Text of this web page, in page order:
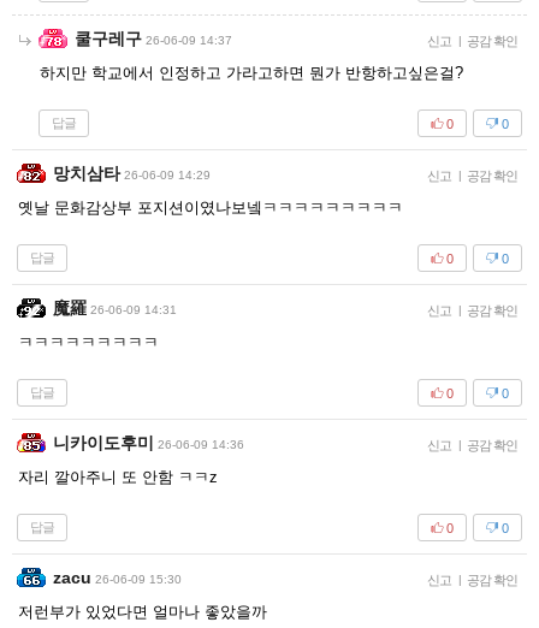
쿨구레구 26-06-09 14:37 신고 | 공감 확인
하지만 학교에서 인정하고 가라고하면 뭔가 반항하고싶은걸?
답글 0
0
망치삼타 26-06-09 14:29 신고 | 공감 확인
옛날 문화감상부 포지션이였나보넼ㅋㅋㅋㅋㅋㅋㅋㅋㅋ
답글 0
0
魔羅 26-06-09 14:31 신고 | 공감 확인
ㅋㅋㅋㅋㅋㅋㅋㅋㅋ
답글 0
0
니카이도후미 26-06-09 14:36 신고 | 공감 확인
자리 깔아주니 또 안함 ㅋㅋz
답글 0
0
zacu 26-06-09 15:30 신고 | 공감 확인
저런부가 있었다면 얼마나 좋았을까